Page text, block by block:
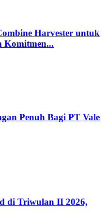
Harvester untuk
Komitmen...
Penuh Bagi PT Vale
di Triwulan II 2026,